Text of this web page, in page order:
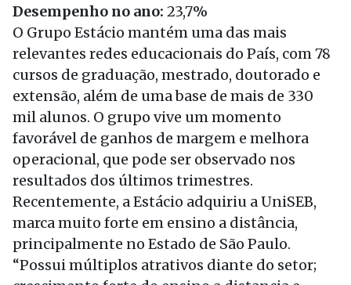
Desempenho no ano: 23,7%
O Grupo Estácio mantém uma das mais
relevantes redes educacionais do País, com 78
cursos de graduação, mestrado, doutorado e
extensão, além de uma base de mais de 330
mil alunos. O grupo vive um momento
favorável de ganhos de margem e melhora
operacional, que pode ser observado nos
resultados dos últimos trimestres.
Recentemente, a Estácio adquiriu a UniSEB,
marca muito forte em ensino a distância,
principalmente no Estado de São Paulo.
“Possui múltiplos atrativos diante do setor;